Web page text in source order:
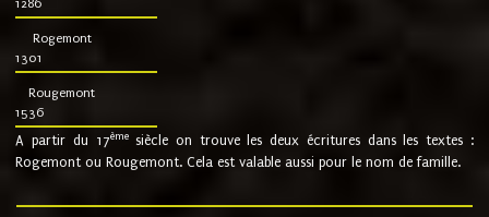
1286
Rogemont
1301
Rougemont
1536
A partir du 17ème siècle on trouve les deux écritures dans les textes :
Rogemont ou Rougemont. Cela est valable aussi pour le nom de famille.